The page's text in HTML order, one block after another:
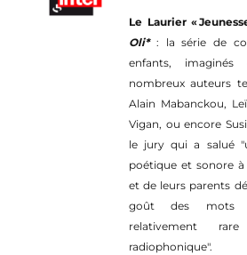
Le Laurier «
Oli*: la série de
enfants,
nombreux auteurs
Alain Mabanckou,
Vigan, ou encore
le jury qui a salué
poétique et sonore
et de leurs parents
goût des mots
relativement
radiophonique".